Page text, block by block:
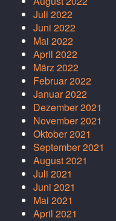
Juli 2022
Juni 2022
Mai 2022
April 2022
März 2022
Februar 2022
Januar 2022
Dezember 2021
November 2021
Oktober 2021
September 2021
August 2021
Juli 2021
Juni 2021
Mai 2021
April 2021